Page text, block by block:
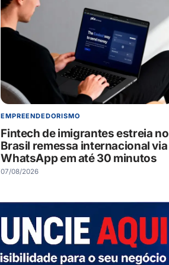
EMPREENDEDORISMO
Fintech de imigrantes estreia no
Brasil remessa internacional via
WhatsApp em até 30 minutos
07/08/2026